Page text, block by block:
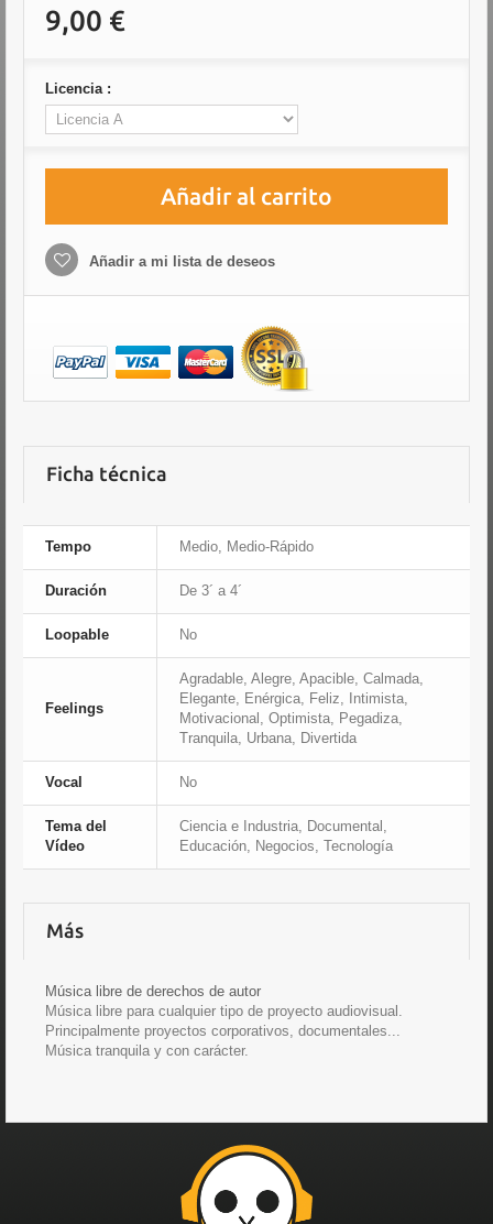
9,00 €
Licencia :
Añadir al carrito
Añadir a mi lista de deseos
Ficha técnica
Tempo Medio, Medio-Rápido
Duración De 3´ a 4´
Loopable No
Feelings
Agradable, Alegre, Apacible, Calmada,
Elegante, Enérgica, Feliz, Intimista,
Motivacional, Optimista, Pegadiza,
Tranquila, Urbana, Divertida
Vocal No
Tema del
Vídeo
Ciencia e Industria, Documental,
Educación, Negocios, Tecnología
Más
Música libre de derechos de autor
Música libre para cualquier tipo de proyecto audiovisual.
Principalmente proyectos corporativos, documentales...
Música tranquila y con carácter.